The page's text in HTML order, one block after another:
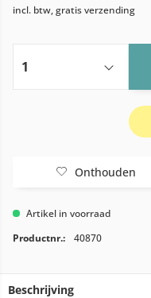
incl. btw, gratis verzending
Onthouden
Artikel in voorraad
Productnr.:
40870
Beschrijving